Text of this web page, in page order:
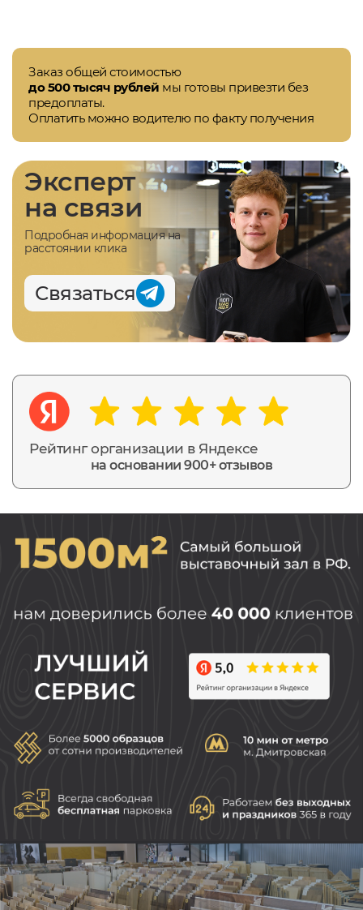
Заказ общей стоимостью
до 500 тысяч рублей мы готовы привезти без
предоплаты.
Оплатить можно водителю по факту получения
Рейтинг организации в Яндексе
на основании 900+ отзывов
Эксперт
на связи
Подробная информация на
расстоянии клика
Связаться